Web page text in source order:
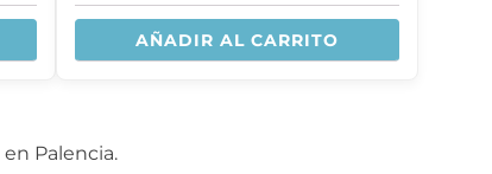
de 5
AÑADIR AL CARRITO
en Palencia.